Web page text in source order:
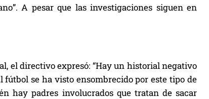
A pesar que las investigaciones siguen en
el directivo expresó: “Hay un historial negativo
se ha visto ensombrecido por este tipo de
hay padres involucrados que tratan de sacar